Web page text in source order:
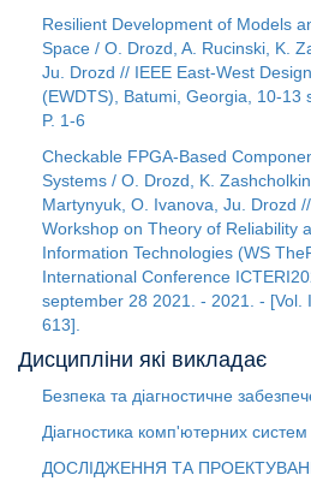
Resilient Development of Models
Space / O. Drozd, A. Rucinski, K.
Ju. Drozd // IEEE East-West
(EWDTS), Batumi, Georgia, 10-13
P. 1-6
Checkable FPGA-Based
Systems / O. Drozd, K.
Martynyuk, O. Ivanova, Ju. Drozd
Workshop on Theory of Reliability
Information Technologies (WS
International Conference
september 28 2021. - 2021. - [Vol.
613].
Дисципліни які викладає
Безпека та діагностичне
Діагностика комп'ютерних систем
ДОСЛІДЖЕННЯ ТА